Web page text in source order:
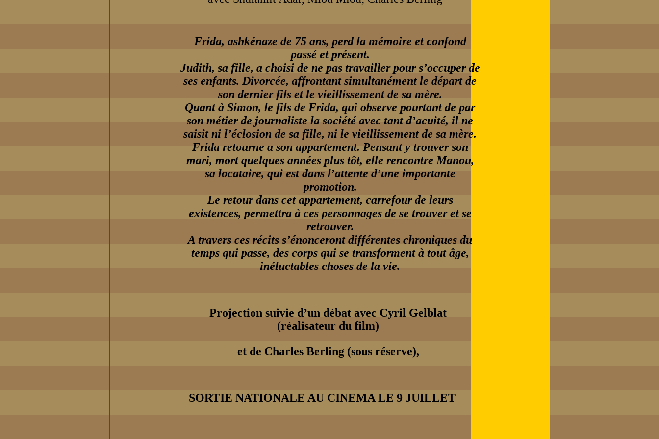
Frida, ashkénaze de 75 ans, perd la mémoire et confond
passé et présent.
Judith, sa fille, a choisi de ne pas travailler pour s’occuper de
ses enfants. Divorcée, affrontant simultanément le départ de
son dernier fils et le vieillissement de sa mère.
Quant à Simon, le fils de Frida, qui observe pourtant de par
son métier de journaliste la société avec tant d’acuité, il ne
saisit ni l’éclosion de sa fille, ni le vieillissement de sa mère.
Frida retourne a son appartement. Pensant y trouver son
mari, mort quelques années plus tôt, elle rencontre Manou,
sa locataire, qui est dans l’attente d’une importante
promotion.
Le retour dans cet appartement, carrefour de leurs
existences, permettra à ces personnages de se trouver et se
retrouver.
A travers ces récits s’énonceront différentes chroniques du
temps qui passe, des corps qui se transforment à tout âge,
inéluctables choses de la vie.
Projection suivie d’un débat avec Cyril Gelblat
(réalisateur du film)
et de Charles Berling (sous réserve),
SORTIE NATIONALE AU CINEMA LE 9 JUILLET